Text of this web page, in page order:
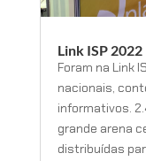
Link ISP 2022
Foram na Link
nacionais,
informativos.
grande arena
distribuídas